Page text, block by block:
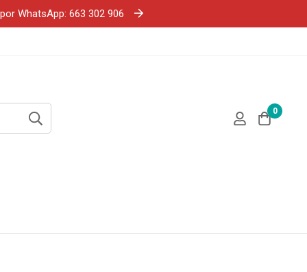
WhatsApp: 663 302 906
0